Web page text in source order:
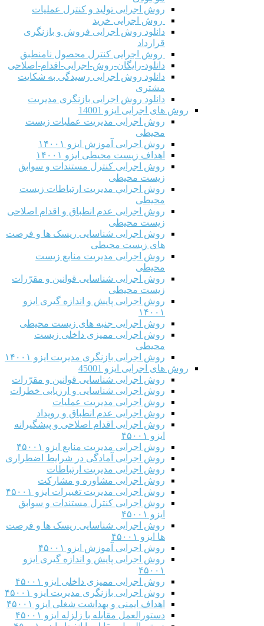
روش اجرایی تولید و کنترل عملیات
روش اجرایی خرید
دانلود روش اجرایی فروش و بازنگری
قرارداد
روش اجرایی کنترل محصول نامنطبق
دانلود-رایگان-روش-اجرایی-اقدام-اصلاحی
دانلود روش اجرایی رسیدگی به شکایت
مشتری
دانلود روش اجرایی بازنگری مدیریت
روش های اجرایی ایزو 14001
روش اجرایی مدیریت عملیات زیست
محیطی
روش اجرایی آموزش ایزو ۱۴۰۰۱
اهداف زیست محیطی ایزو ۱۴۰۰۱
روش اجرایی کنترل مستندات و سوابق
زیست محیطی
روش اجرايي مدیریت ارتباطات زیست
محیطی
روش اجرایی عدم انطباق و اقدام اصلاحی
زیست محیطی
روش اجرایی شناسایی ریسک ها و فرصت
های زیست محیطی
روش اجرایی مدیریت منابع زیست
محیطی
روش اجرایی شناسایی قوانین و مقرّرات
زیست محیطی
روش اجرایی پایش و اندازه گیری ایزو
۱۴۰۰۱
روش اجرایی جنبه های زیست محیطی
روش اجرایی ممیزی داخلی زیست
محیطی
روش اجرایی بازنگری مدیریت ایزو ۱۴۰۰۱
روش های اجرایی ایزو 45001
روش اجرایی شناسایی قوانین و مقرّرات
روش اجرایی شناسایی و ارزیابی خطرات
روش اجرایی مدیریت عملیات
روش اجرایی عدم انطباق و رویداد
روش اجرایی اقدام اصلاحی و پیشگیرانه
ایزو ۴۵۰۰۱
روش اجرایی مدیریت منابع ایزو ۴۵۰۰۱
روش اجرایی آمادگی در شرایط اضطراری
روش اجرایی مدیریت ارتباطات
روش اجرایی مشاوره و مشارکت
روش اجرایی مدیریت تغییرات ایزو ۴۵۰۰۱
روش اجرایی کنترل مستندات و سوابق
ایزو ۴۵۰۰۱
روش اجرایی شناسایی ریسک ها و فرصت
ها ایزو ۴۵۰۰۱
روش اجرایی آموزش ایزو ۴۵۰۰۱
روش اجرایی پایش و اندازه گیری ایزو
۴۵۰۰۱
روش اجرایی ممیزی داخلی ایزو ۴۵۰۰۱
روش اجرایی بازنگری مدیریت ایزو ۴۵۰۰۱
اهداف ایمنی و بهداشت شغلی ایزو ۴۵۰۰۱
دستورالعمل مقابله با زلزله ایزو ۴۵۰۰۱